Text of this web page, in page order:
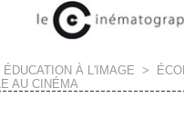
ÉDUCATION À L'IMAGE >
AU CINÉMA